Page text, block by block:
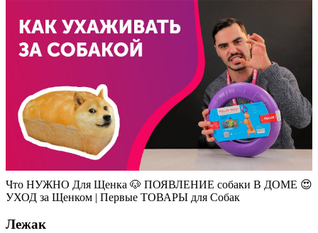
Что НУЖНО Для Щенка 🐶 ПОЯВЛЕНИЕ собаки В ДОМЕ 😍
УХОД за Щенком | Первые ТОВАРЫ для Собак
Лежак